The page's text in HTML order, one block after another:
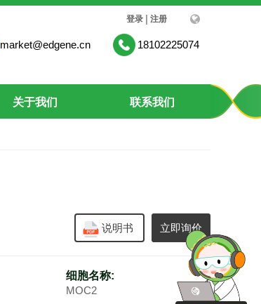
market@edgene.cn 18102225074
登录 | 注册
关于我们 联系我们
说明书 立即询价
细胞名称:
MOC2